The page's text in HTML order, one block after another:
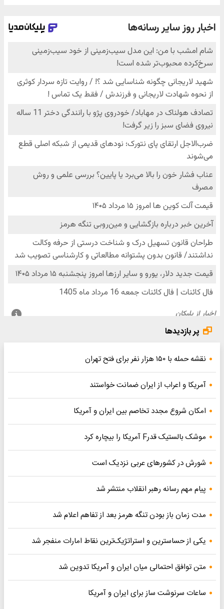
پر بازدیدها
نقشه حمله با ۱۵۰ هزار نفر برای فتح تهران
آمریکا و اعراب از ایران ضمانت خواستند
امکان شروع مجدد تخاصم‌ بین ایران و آمریکا
موشک بالستیک قدرF آمریکا را بیچاره کرد
شورش در کشورهای عربی نزدیک است
پیام مهم رسانه رهبر انقلاب منتشر شد
مدت زمان باز بودن تنگه هرمز بعد از تفاهم اعلام شد
یکی از حساسترین و استراتژیک‌ترین نقاط امارات منفجر شد
متن توافق احتمالی میان ایران و آمریکا تدوین شد
ساعات سرنوشت ساز برای ایران و آمریکا